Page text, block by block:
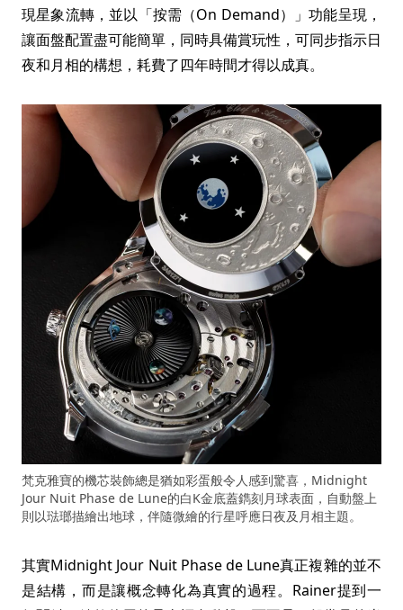
現星象流轉，並以「按需（On Demand）」功能呈現，
讓面盤配置盡可能簡單，同時具備賞玩性，可同步指示日
夜和月相的構想，耗費了四年時間才得以成真。
梵克雅寶的機芯裝飾總是猶如彩蛋般令人感到驚喜，Midnight
Jour Nuit Phase de Lune的白K金底蓋鐫刻月球表面，自動盤上
則以琺瑯描繪出地球，伴隨微繪的行星呼應日夜及月相主題。
其實Midnight Jour Nuit Phase de Lune真正複雜的並不
是結構，而是讓概念轉化為真實的過程。Rainer提到一